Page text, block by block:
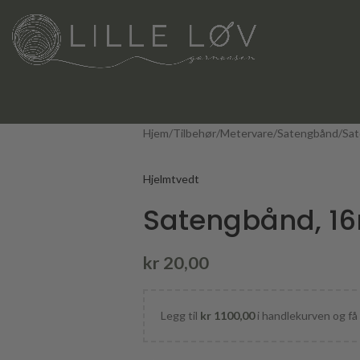
Hjem Tilbehør Metervare Satengbånd
Hjelmtvedt
Satengbånd,
kr 20,00
Legg til kr1100,00i handlekurven og